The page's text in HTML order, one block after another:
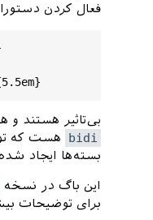
not
) :
`\hbox'
فعال کردن
بی‌تاثیر هستند و
bidi
هست که
بسته‌ها ایجاد
این باگ در نسخه
برای توضیحات